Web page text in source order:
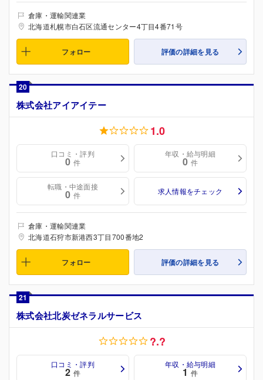
倉庫・運輸関連業
北海道札幌市白石区流通センター4丁目4番71号
フォロー 評価の詳細を見る
20
株式会社アイアイテー
1.0
口コミ・評判
0 件
年収・給与明細
0 件
転職・中途面接
0 件 求人情報をチェック
倉庫・運輸関連業
北海道石狩市新港西3丁目700番地2
フォロー 評価の詳細を見る
21
株式会社北炭ゼネラルサービス
?.?
口コミ・評判
2 件
年収・給与明細
1 件